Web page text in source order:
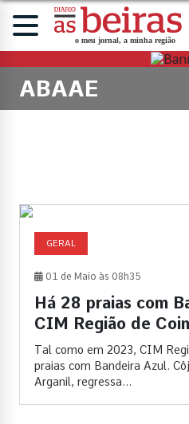
ABAAE
GERAL
01 de Maio às 08h35
Há 28 praias com
CIM Região de
Tal como em 2023, CIM
praias com Bandeira Azul.
Arganil, regressa...